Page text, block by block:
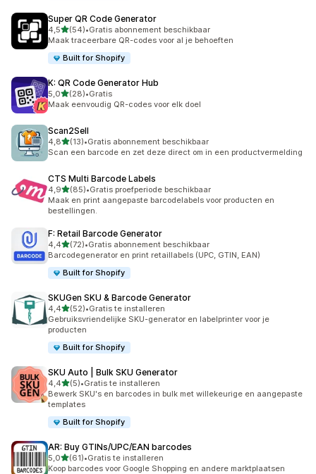
Super QR Code Generator
4,5van 5 sterren
(54)
54 recensies in totaal
•Gratis abonnement beschikbaar
Maak traceerbare QR-codes voor al je behoeften
Built for Shopify
K: QR Code Generator Hub
5,0van 5 sterren
(28)
28 recensies in totaal
•Gratis
Maak eenvoudig QR-codes voor elk doel
Scan2Sell
4,8van 5 sterren
(13)
13 recensies in totaal
•Gratis abonnement beschikbaar
Scan een barcode en zet deze direct om in een productvermelding
CTS Multi Barcode Labels
4,9van 5 sterren
(85)
85 recensies in totaal
•Gratis proefperiode beschikbaar
Maak en print aangepaste barcodelabels voor producten en
bestellingen.
F: Retail Barcode Generator
4,4van 5 sterren
(72)
72 recensies in totaal
•Gratis abonnement beschikbaar
Barcodegenerator en print retaillabels (UPC, GTIN, EAN)
Built for Shopify
SKUGen SKU & Barcode Generator
4,4van 5 sterren
(52)
52 recensies in totaal
•Gratis te installeren
Gebruiksvriendelijke SKU-generator en labelprinter voor je
producten
Built for Shopify
SKU Auto | Bulk SKU Generator
4,4van 5 sterren
(5)
5 recensies in totaal
•Gratis te installeren
Bewerk SKU's en barcodes in bulk met willekeurige en aangepaste
templates
Built for Shopify
AR: Buy GTINs/UPC/EAN barcodes
5,0van 5 sterren
(61)
61 recensies in totaal
•Gratis te installeren
Koop barcodes voor Google Shopping en andere marktplaatsen